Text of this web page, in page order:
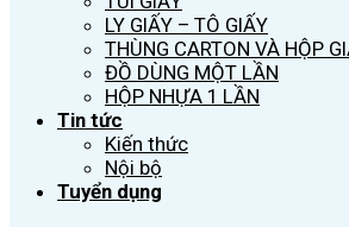
LY GIẤY – TÔ GIẤY
THÙNG CARTON VÀ HỘP
ĐỒ DÙNG MỘT LẦN
HỘP NHỰA 1 LẦN
Tin tức
Kiến thức
Nội bộ
Tuyển dụng